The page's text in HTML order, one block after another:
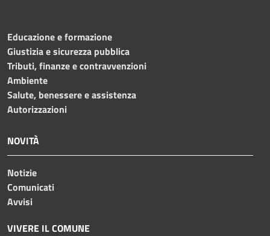
Educazione e formazione
Giustizia e sicurezza pubblica
Tributi, finanze e contravvenzioni
Ambiente
Salute, benessere e assistenza
Autorizzazioni
NOVITÀ
Notizie
Comunicati
Avvisi
VIVERE IL COMUNE